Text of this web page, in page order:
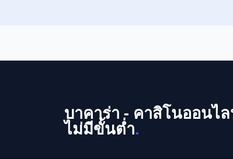
บาคาร่า - คาสิโนออนไ
ไม่มีขั้นต่ำ.